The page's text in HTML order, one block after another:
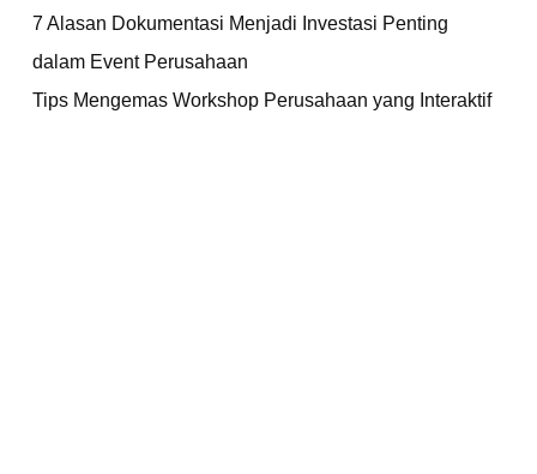
7 Alasan Dokumentasi Menjadi Investasi Penting
dalam Event Perusahaan
Tips Mengemas Workshop Perusahaan yang Interaktif